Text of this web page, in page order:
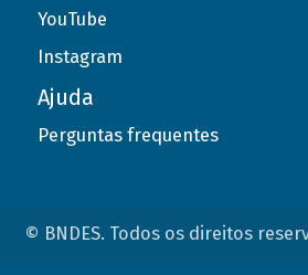
YouTube
Instagram
Ajuda
Perguntas frequentes
© BNDES. Todos os direitos